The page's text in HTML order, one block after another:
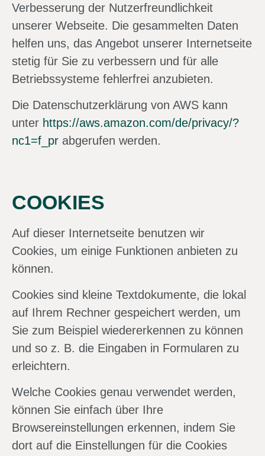
Verbesserung der Nutzerfreundlichkeit
unserer Webseite. Die gesammelten Daten
helfen uns, das Angebot unserer Internetseite
stetig für Sie zu verbessern und für alle
Betriebssysteme fehlerfrei anzubieten.
Die Datenschutzerklärung von AWS kann
unter https://aws.amazon.com/de/privacy/?
nc1=f_pr abgerufen werden.
COOKIES
Auf dieser Internetseite benutzen wir
Cookies, um einige Funktionen anbieten zu
können.
Cookies sind kleine Textdokumente, die lokal
auf Ihrem Rechner gespeichert werden, um
Sie zum Beispiel wiedererkennen zu können
und so z. B. die Eingaben in Formularen zu
erleichtern.
Welche Cookies genau verwendet werden,
können Sie einfach über Ihre
Browsereinstellungen erkennen, indem Sie
dort auf die Einstellungen für die Cookies